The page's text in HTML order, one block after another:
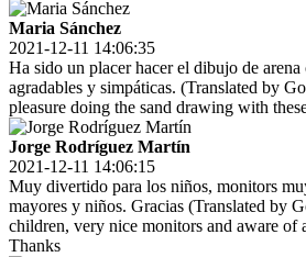
Maria Sánchez
2021-12-11 14:06:35
Ha sido un placer hacer el dibujo de arena
agradables y simpáticas. (Translated by
pleasure doing the sand drawing with
Jorge Rodríguez Martín
2021-12-11 14:06:15
Muy divertido para los niños, monitors
mayores y niños. Gracias (Translated by
children, very nice monitors and aware of
Thanks